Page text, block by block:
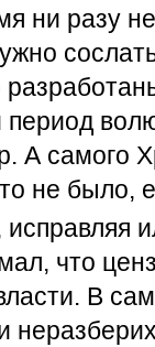
ни разу
А самого
не было,
что
В